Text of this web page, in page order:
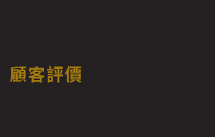
顧客評價